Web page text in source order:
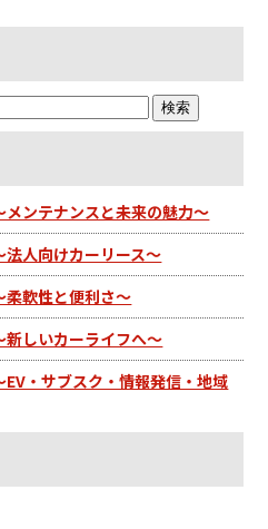
ンテナンスと未来の魅力～
人向けカーリース～
柔軟性と便利さ～
新しいカーライフへ～
・サブスク・情報発信・地域